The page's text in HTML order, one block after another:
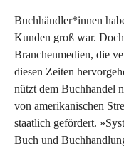
Buchhändler*innen
Kunden groß war.
Branchenmedien, die
diesen Zeiten
nützt dem Buchhandel
von amerikanischen
staatlich gefördert.
Buch und